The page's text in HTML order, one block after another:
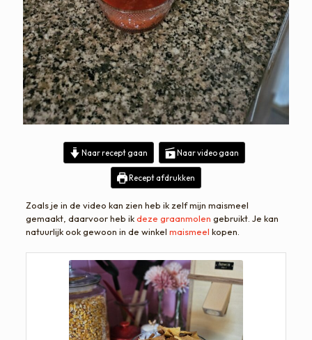
Naar recept gaan Naar video gaan
Recept afdrukken
Zoals je in de video kan zien heb ik zelf mijn maismeel
gemaakt, daarvoor heb ikdeze graanmolen gebruikt. Je kan
natuurlijk ook gewoon in de winkel maismeel kopen.